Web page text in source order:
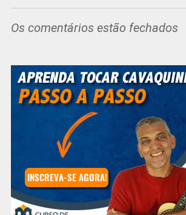
Os comentários estão fechados